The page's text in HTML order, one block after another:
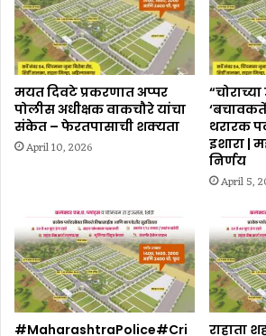
मयत दिवटे प्रकरणात अप्पर
पोलीस अधीक्षक वाकचौरे यांचा
संकेत – फेरतपासाची शक्यता
April 10, 2026
थरारक
इशारा |
निर्णय
April 5,
#MaharashtraPolice#Cri
राहाता